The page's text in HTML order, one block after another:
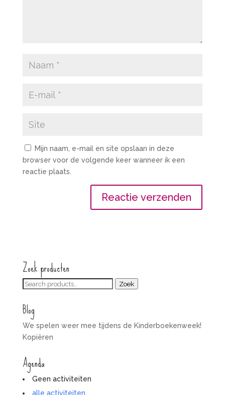
Mijn naam, e-mail en site opslaan in deze
browser voor de volgende keer wanneer ik een
reactie plaats.
Zoek producten
Zoeken
Zoek
Blog
We spelen weer mee tijdens de Kinderboekenweek!
Kopiëren
Agenda
Geen activiteiten
alle activiteiten